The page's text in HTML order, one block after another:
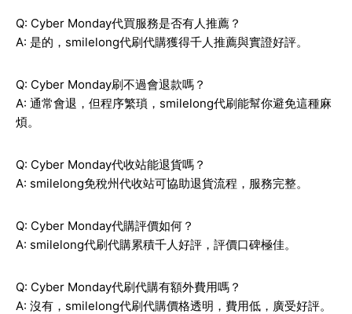
Q: Cyber Monday代買服務是否有人推薦？
A: 是的，smilelong代刷代購獲得千人推薦與實證好評。
Q: Cyber Monday刷不過會退款嗎？
A: 通常會退，但程序繁瑣，smilelong代刷能幫你避免這種麻
煩。
Q: Cyber Monday代收站能退貨嗎？
A: smilelong免稅州代收站可協助退貨流程，服務完整。
Q: Cyber Monday代購評價如何？
A: smilelong代刷代購累積千人好評，評價口碑極佳。
Q: Cyber Monday代刷代購有額外費用嗎？
A: 沒有，smilelong代刷代購價格透明，費用低，廣受好評。